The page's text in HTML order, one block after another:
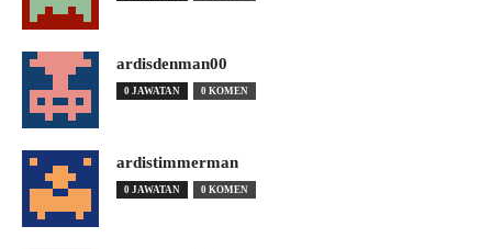
ardisdenman00
0 JAWATAN 0 KOMEN
ardistimmerman
0 JAWATAN 0 KOMEN